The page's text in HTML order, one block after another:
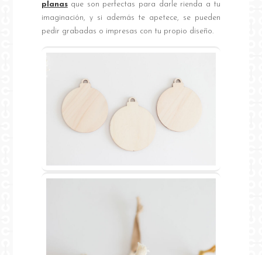
planasque son perfectas para darle rienda a tu
imaginación, y si además te apetece, se pueden
pedir grabadas o impresas con tu propio diseño.